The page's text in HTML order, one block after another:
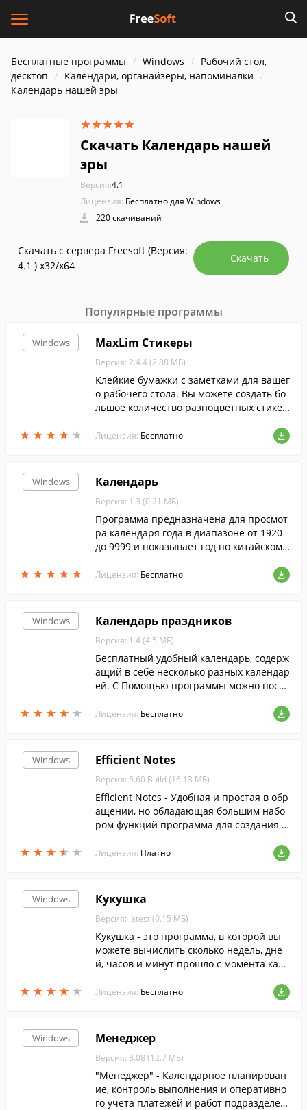
Бесплатные программы Windows
Рабочий стол,
десктоп
Календари, органайзеры, напоминалки
Календарь нашей эры
Скачать Календарь нашей
эры
Версия:4.1
Лицензия: Бесплатно для Windows
220 скачиваний
Скачать с сервера Freesoft (Версия:
4.1 ) x32/x64
Скачать
Популярные программы
Windows
★ ★ ★ ★ ★
★ ★ ★ ★ ★
MaxLim Стикеры
Версия: 2.4.4 (2.88 МБ)
Клейкие бумажки с заметками для вашег
о рабочего стола. Вы можете создать бо
льшое количество разноцветных стикер
екст стикеров сохраняется автоматичес
Лицензия: Бесплатно
Windows
★ ★ ★ ★ ★
★ ★ ★ ★ ★
Календарь
Версия: 1.3 (0.21 МБ)
Программа предназначена для просмот
ра календаря года в диапазоне от 1920
до 9999 и показывает год по китайскому
Лицензия: Бесплатно
Windows
★ ★ ★ ★ ★
★ ★ ★ ★ ★
Календарь праздников
Версия: 1.4 (4.5 МБ)
Бесплатный удобный календарь, содерж
ащий в себе несколько разных календар
ей. С Помощью программы можно посм
нать, когда выходные дни будут на рабо
Лицензия: Бесплатно
Windows
★ ★ ★ ★ ★
★ ★ ★ ★ ★
Efficient Notes
Версия: 5.60 Build (16.13 МБ)
Efficient Notes - Удобная и простая в обр
ащении, но обладающая большим набо
ром функций программа для создания п
Лицензия: Платно
Windows
★ ★ ★ ★ ★
★ ★ ★ ★ ★
Кукушка
Версия: latest (0.15 МБ)
Кукушка - это программа, в которой вы
можете вычислить сколько недель, дне
й, часов и минут прошло с момента како
ия).
Лицензия: Бесплатно
Windows Менеджер
Версия: 3.08 (12.7 МБ)
"Менеджер" - Календарное планирован
ие, контроль выполнения и оперативно
го учёта платежей и работ подразделен